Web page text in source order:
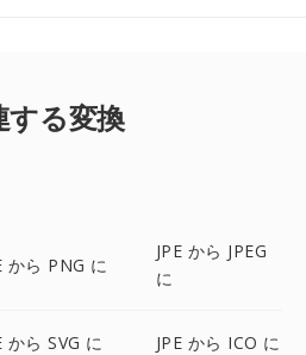
する変換
から PNG に
JPE から JPEG
に
から SVG に JPE から ICO に